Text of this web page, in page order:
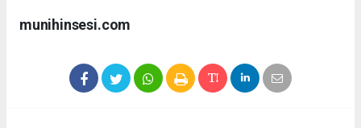
munihinsesi.com